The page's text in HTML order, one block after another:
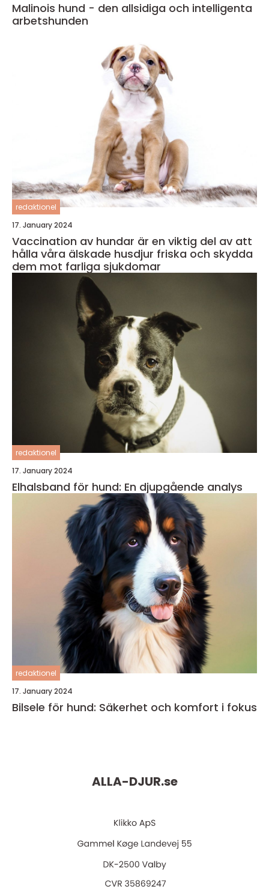
Malinois hund - den allsidiga och intelligenta
arbetshunden
redaktionel
17. January 2024
Vaccination av hundar är en viktig del av att
hålla våra älskade husdjur friska och skydda
dem mot farliga sjukdomar
redaktionel
17. January 2024
Elhalsband för hund: En djupgående analys
redaktionel
17. January 2024
Bilsele för hund: Säkerhet och komfort i fokus
ALLA-DJUR.se